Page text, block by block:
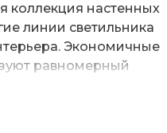
коллекция настенных
линии светильника
Экономичные
равномерный